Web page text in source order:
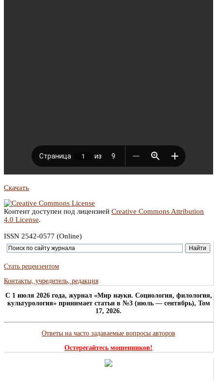
Скачать
Контент доступен под лицензией Creative Commons Attribution
4.0 License.
ISSN 2542-0577 (Online)
Стать рецензентом
Контакты, учредитель, редакция
C 1 июля 2026 года, журнал «Мир науки. Социология, филология,
культурология» принимает статьи в №3 (июль — сентябрь), Том
17, 2026.
Ответы на часто задаваемые вопросы авторов
Остерегайтесь мошенников!